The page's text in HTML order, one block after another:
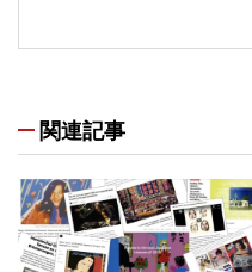
関連記事